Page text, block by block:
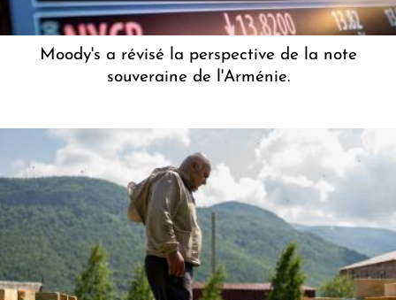
Moody's a révisé la perspective de la note
souveraine de l'Arménie.